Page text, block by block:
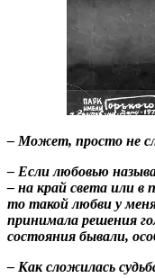
– Может, просто не
– Если любовью
– на край света или в
то такой любви у
принимала решения
состояния бывали,
– Как сложилась